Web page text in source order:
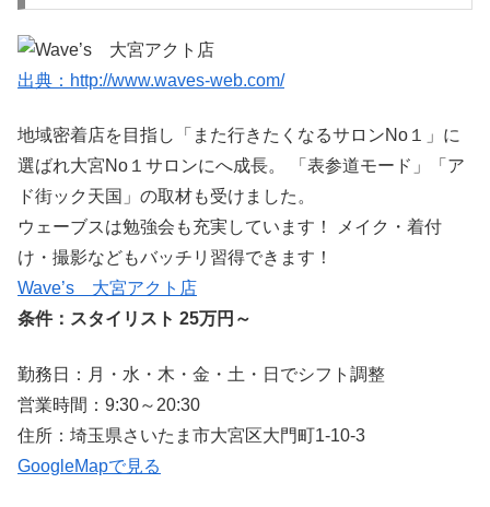
出典：http://www.waves-web.com/
地域密着店を目指し「また行きたくなるサロンNo１」に
選ばれ大宮No１サロンにへ成長。 「表参道モード」「ア
ド街ック天国」の取材も受けました。
ウェーブスは勉強会も充実しています！ メイク・着付
け・撮影などもバッチリ習得できます！
Wave’s 大宮アクト店
条件：スタイリスト 25万円～
勤務日：月・水・木・金・土・日でシフト調整
営業時間：9:30～20:30
住所：埼玉県さいたま市大宮区大門町1-10-3
GoogleMapで見る